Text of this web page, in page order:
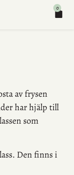
0
av frysen
har hjälp till
som
Den finns i